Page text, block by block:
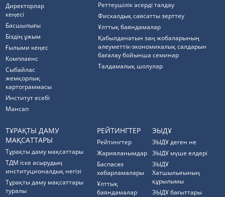
Директорлар
кеңесі
Басшылығы
Біздің ұжым
Ғылыми кеңес
Комплаенс
Cыбайлас
жемқорлық
картограммасы
Институт есебі
Мансап
Реттеушілік әсерді талдау
Фискалдық саясатты зерттеу
Ұлттық баяндамалар
Қабылданатын заң жобаларының
әлеуметтік-экономикалық салдарын
бағалау бойынша семинар
Талдамалық шолулар
ТҰРАҚТЫ ДАМУ
МАҚСАТТАРЫ
Тұрақты даму мақсаттары
ТДМ іске асырудың
институционалдық негізі
Тұрақты даму мақсаттары
туралы
РЕЙТИНГТЕР
Рейтингтер
Жарияланымдар
Баспасөз
хабарламалары
Ұлттық
баяндамалар
ЭЫДҰ
ЭЫДҰ деген не
ЭЫДҰ мүше елдері
ЭЫДҰ
Хатшылығының
құрылымы
ЭЫДҰ бағыттары